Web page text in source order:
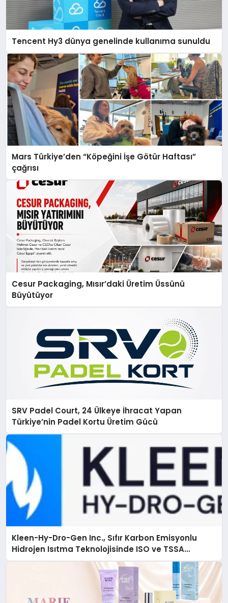
Tencent Hy3 dünya genelinde kullanıma sunuldu
Mars Türkiye’den “Köpeğini İşe Götür Haftası”
çağrısı
Cesur Packaging, Mısır’daki Üretim Üssünü
Büyütüyor
SRV Padel Court, 24 Ülkeye İhracat Yapan
Türkiye’nin Padel Kortu Üretim Gücü
Kleen-Hy-Dro-Gen Inc., Sıfır Karbon Emisyonlu
Hidrojen Isıtma Teknolojisinde ISO ve TSSA
Düzenleyici Onaylarını Aldı